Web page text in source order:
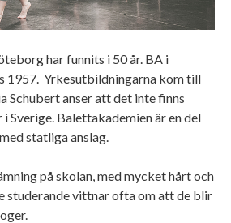
har funnits i 50 år. BA i
1957. Yrkesutbildningarna kom till
Schubert anser att det inte finns
Sverige. Balettakademien är en del
statliga anslag.
på skolan, med mycket hårt och
studerande vittnar ofta om att de blir